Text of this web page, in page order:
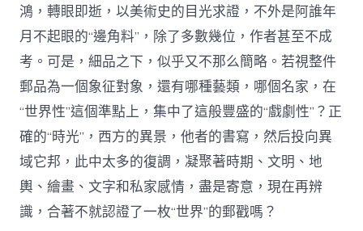
鴻，轉眼即逝，以美術史的目光求證，不外是阿誰年
月不起眼的“邊角料”，除了多數幾位，作者甚至不成
考。可是，細品之下，似乎又不那么簡略。若視整件
郵品為一個象征對象，還有哪種藝類，哪個名家，在
“世界性”這個準點上，集中了這般豐盛的“戲劇性”？正
確的“時光”，西方的異景，他者的書寫，然后投向異
域它邦，此中太多的復調，凝聚著時期、文明、地
輿、繪畫、文字和私家感情，盡是寄意，現在再辨
識，合著不就認證了一枚“世界”的郵戳嗎？